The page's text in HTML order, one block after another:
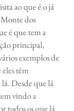
ao que é o já
dos
é que tem a
principal,
exemplos de
têm
Desde que lá
vindo a
todos os que lá